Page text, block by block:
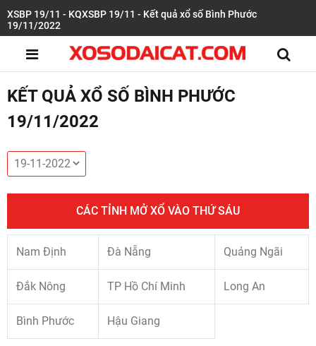
XSBP 19/11 - KQXSBP 19/11 - Kết quả xổ số Bình Phước
19/11/2022
KẾT QUẢ XỔ SỐ BÌNH PHƯỚC
19/11/2022
CÁC TỈNH MỞ XỔ VÀO THỨ SÁU
Nam Định Đà Nẵng Quảng Ngãi
Đắk Nông TP Hồ Chí Minh Long An
Bình Phước Hậu Giang